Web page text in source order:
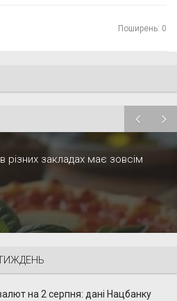
Поширень: 0
різних закладах має зовсім
на 2 серпня: дані Нацбанку